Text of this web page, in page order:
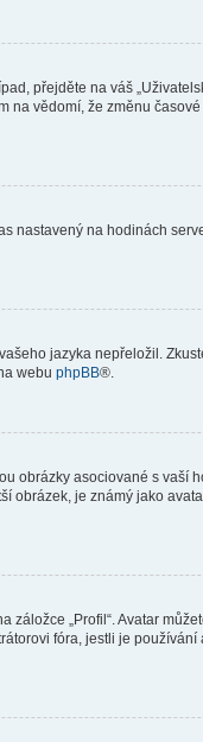
přejděte na váš
vědomí, že změnu
nastavený na hodinách
jazyka nepřeložil.
webu phpBB®.
obrázky asociované s vaší
je známý jako
„Profil“. Avatar
fóra, jestli je